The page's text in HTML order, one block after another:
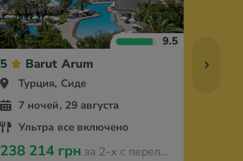
9.5
5 Barut Arum
Турция, Сиде
7 ночей, 29 августа
Ультра все включено
238 214 грн за 2-х с перелётом из Оради